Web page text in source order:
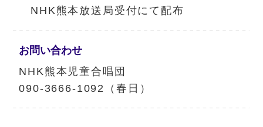
NHK熊本放送局受付にて配布
お問い合わせ
NHK熊本児童合唱団
090-3666-1092（春日）